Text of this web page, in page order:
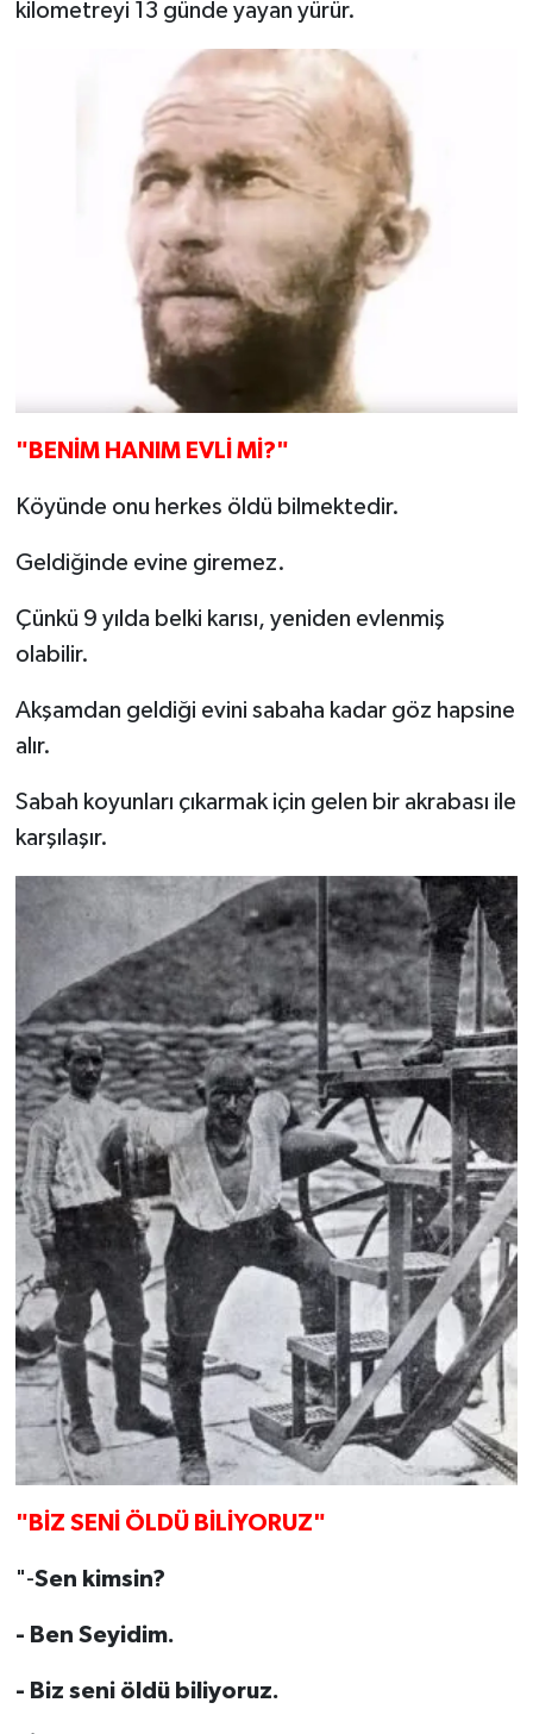
kilometreyi 13 günde yayan yürür.
"BENİM HANIM EVLİ Mİ?"
Köyünde onu herkes öldü bilmektedir.
Geldiğinde evine giremez.
Çünkü 9 yılda belki karısı, yeniden evlenmiş
olabilir.
Akşamdan geldiği evini sabaha kadar göz hapsine
alır.
Sabah koyunları çıkarmak için gelen bir akrabası ile
karşılaşır.
"BİZ SENİ ÖLDÜ BİLİYORUZ"
"-Sen kimsin?
- Ben Seyidim.
- Biz seni öldü biliyoruz.